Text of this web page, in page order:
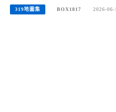
319地圖集 BOX1817 2026-06-